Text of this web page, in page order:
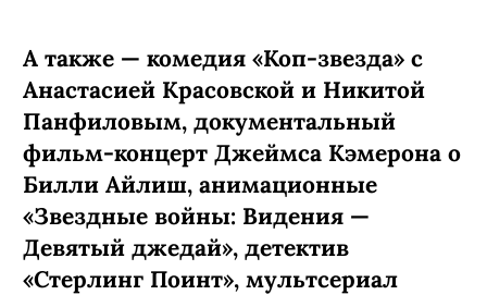
А также — комедия «Коп-звезда» с
Анастасией Красовской и Никитой
Панфиловым, документальный
фильм-концерт Джеймса Кэмерона о
Билли Айлиш, анимационные
«Звездные войны: Видения —
Девятый джедай», детектив
«Стерлинг Поинт», мультсериал